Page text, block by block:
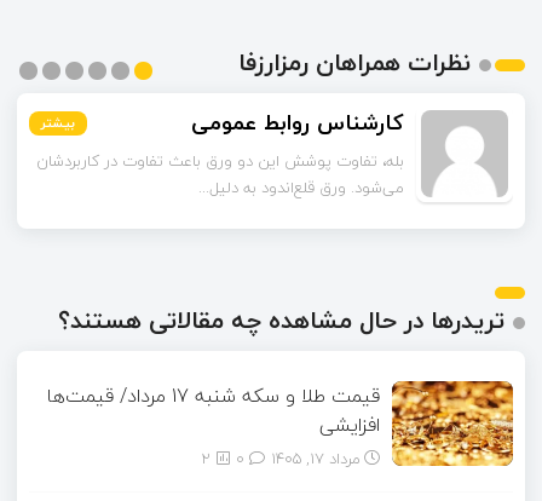
نظرات همراهان رمزارزفا
کارشناس روابط عمومی بیشتر
بله، تفاوت پوشش این دو ورق باعث تفاوت در کاربردشان
می‌شود. ورق قلع‌اندود به دلیل...
بیشتر
بیشتر
بیشتر
بیشتر
بیشتر
تریدرها در حال مشاهده چه مقالاتی هستند؟
قیمت طلا و سکه شنبه 17 مرداد/ قیمت‌ها
افزایشی
مرداد ۱۷, ۱۴۰۵ 2